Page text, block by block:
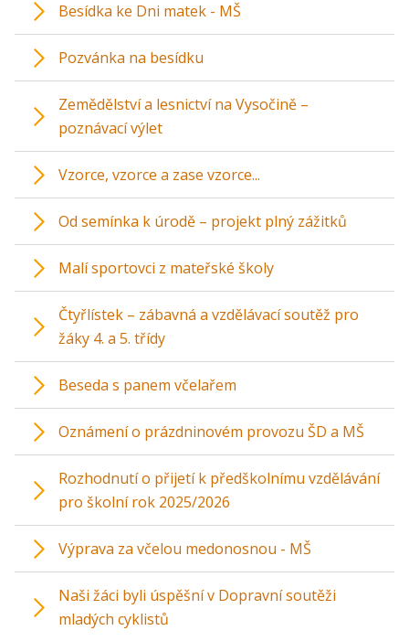
Besídka ke Dni matek - MŠ
Pozvánka na besídku
Zemědělství a lesnictví na Vysočině –
poznávací výlet
Vzorce, vzorce a zase vzorce...
Od semínka k úrodě – projekt plný zážitků
Malí sportovci z mateřské školy
Čtyřlístek – zábavná a vzdělávací soutěž pro
žáky 4. a 5. třídy
Beseda s panem včelařem
Oznámení o prázdninovém provozu ŠD a MŠ
Rozhodnutí o přijetí k předškolnímu vzdělávání
pro školní rok 2025/2026
Výprava za včelou medonosnou - MŠ
Naši žáci byli úspěšní v Dopravní soutěži
mladých cyklistů